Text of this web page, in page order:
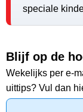
speciale
Blijf op de
Wekelijks per e-
uittips? Vul dan